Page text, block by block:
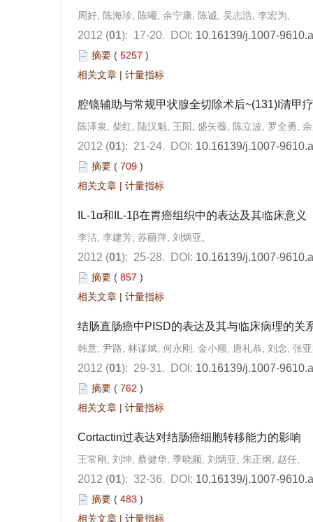
周好, 陈海珍, 陈曦, 余宁康, 陈诚, 吴志浩, 李宏为,
2012 (01): 17-20. DOI: 10.16139/j.1007-
摘要 ( 5257 )
相关文章 | 计量指标
腔镜辅助与常规甲状腺全切除术后~(131)I清甲
陈泽泉, 柴红, 陆汉魁, 王阳, 盛矢薇, 陈立波, 罗全勇, 余
2012 (01): 21-24. DOI: 10.16139/j.1007-
摘要 ( 709 )
相关文章 | 计量指标
IL-1α和IL-1β在胃癌组织中的表达及其临床意义
李洁, 李建芳, 苏丽萍, 刘炳亚,
2012 (01): 25-28. DOI: 10.16139/j.1007-
摘要 ( 857 )
相关文章 | 计量指标
结肠直肠癌中PISD的表达及其与临床病理的关
韩意, 尹路, 林谋斌, 何永刚, 金小顺, 唐礼恭, 刘念, 张亚
2012 (01): 29-31. DOI: 10.16139/j.1007-
摘要 ( 762 )
相关文章 | 计量指标
Cortactin过表达对结肠癌细胞转移能力的影响
王常刚, 刘坤, 蔡健华, 季晓频, 刘炳亚, 朱正纲, 赵任,
2012 (01): 32-36. DOI: 10.16139/j.1007-
摘要 ( 483 )
相关文章 | 计量指标